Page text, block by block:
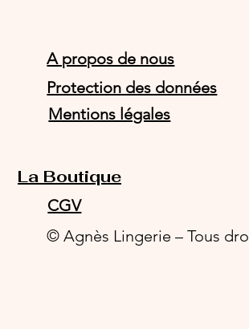
A propos de nous
Protection des données
Mentions légales
CGV
© Agnès Lingerie – Tous
La Boutique